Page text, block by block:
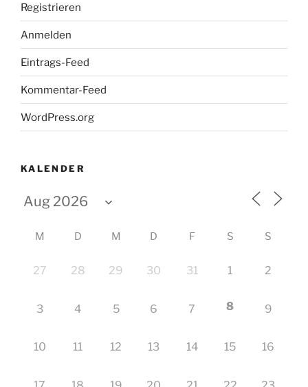
Registrieren
Anmelden
Eintrags-Feed
Kommentar-Feed
WordPress.org
KALENDER
M D M D F S S
27 28 29 30 31 1 2
3 4 5 6 7 8 9
10 11 12 13 14 15 16